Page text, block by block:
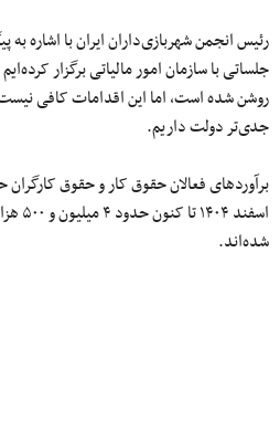
رئیس انجمن شهربازی‌داران ایران با اشاره
جلساتی با سازمان امور مالیاتی برگزار
روشن شده است، اما این اقدامات کافی
جدی‌تر دولت داریم.
برآوردهای فعالان حقوق کار و حقوق
شده‌اند.